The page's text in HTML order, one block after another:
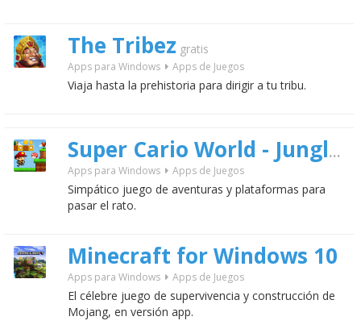
The Tribez gratis
Apps para Windows Apps de Juegos
Viaja hasta la prehistoria para dirigir a tu tribu.
Super Cario World - Jungle Runner
Apps para Windows Apps de Juegos
Simpático juego de aventuras y plataformas para
pasar el rato.
Minecraft for Windows 10
Apps para Windows Apps de Juegos
El célebre juego de supervivencia y construcción de
Mojang, en versión app.